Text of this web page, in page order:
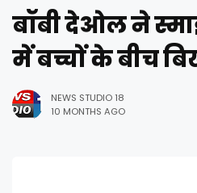
बॉबी देओल ने
में बच्चों के बीच
NEWS STUDIO 18
10 MONTHS AGO